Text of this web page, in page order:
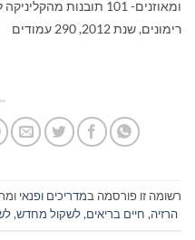
ומאוזנים- 101 תובנות מהקליניקה לחיים, מאת
רימונים, שנת 2012, 290 עמודים
רשומה זו פורסמה במדריכים ופנאי
הרזיה, חיים בריאים,לשקול מחדש,